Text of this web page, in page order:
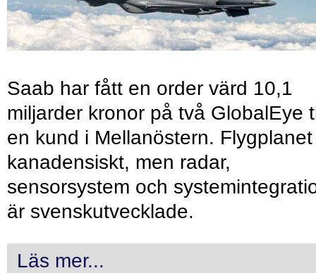
Saab har fått en order värd 10,1
miljarder kronor på två GlobalEye
en kund i Mellanöstern.
kanadensiskt, men radar,
sensorsystem och
är svenskutvecklade.
Läs mer...